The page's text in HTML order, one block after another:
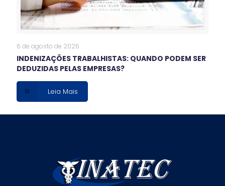
6 de agosto de 2026
INDENIZAÇÕES TRABALHISTAS: QUANDO PODEM SER
DEDUZIDAS PELAS EMPRESAS?
Leia Mais